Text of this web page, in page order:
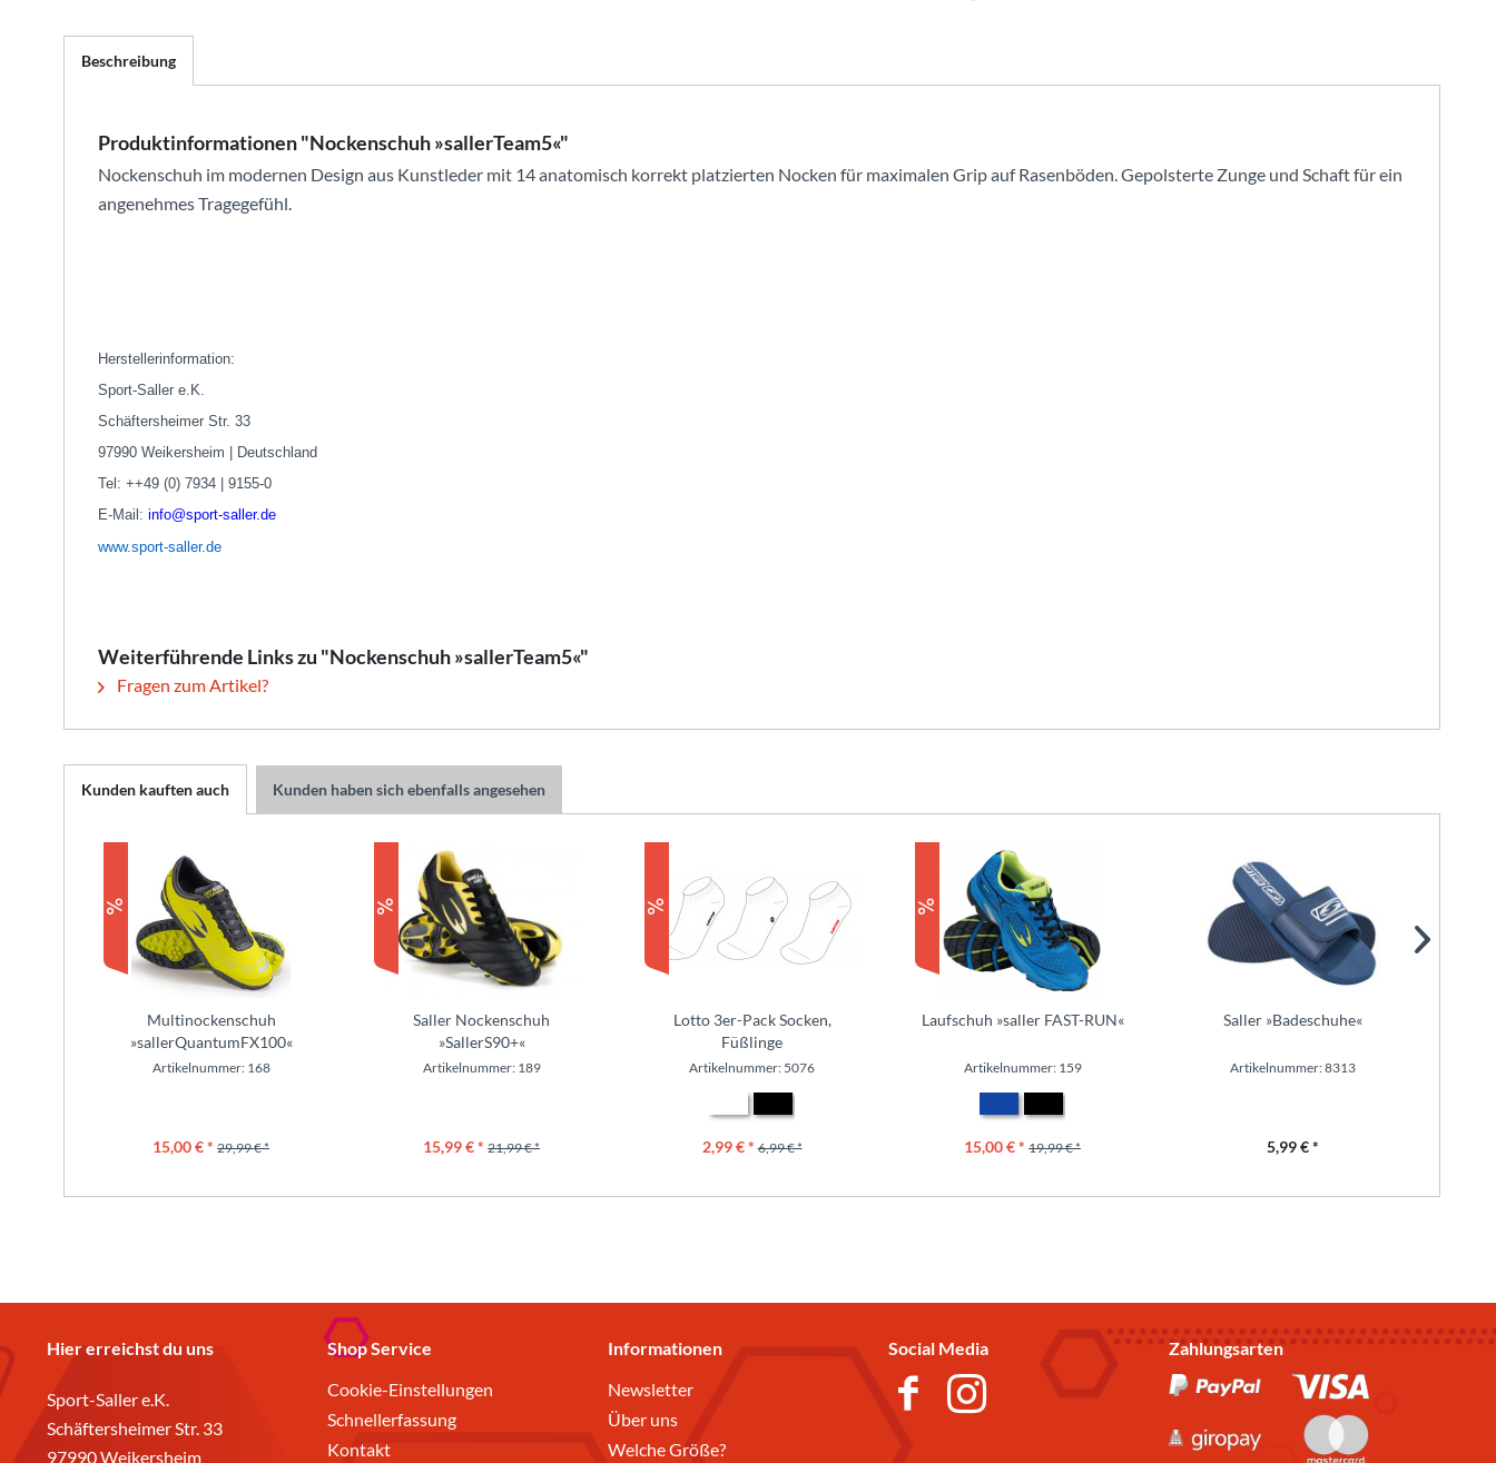
Beschreibung
Produktinformationen "Nockenschuh »sallerTeam5«"
Nockenschuh im modernen Design aus Kunstleder mit 14 anatomisch korrekt platzierten Nocken für maximalen Grip auf Rasenböden. Gepolsterte Zunge und Schaft für ein
angenehmes Tragegefühl.
Herstellerinformation:
Sport-Saller e.K.
Schäftersheimer Str. 33
97990 Weikersheim | Deutschland
Tel: ++49 (0) 7934 | 9155-0
E-Mail: info@sport-saller.de
www.sport-saller.de
Weiterführende Links zu "Nockenschuh »sallerTeam5«"
Fragen zum Artikel?
Kunden kauften auch Kunden haben sich ebenfalls angesehen
Multinockenschuh
»sallerQuantumFX100«
Artikelnummer: 168
15,00 € * 29,99 € *
Saller Nockenschuh
»SallerS90+«
Artikelnummer: 189
15,99 € * 21,99 € *
Lotto 3er-Pack Socken,
Füßlinge
Artikelnummer: 5076
2,99 € * 6,99 € *
Laufschuh »saller FAST-RUN«
Artikelnummer: 159
15,00 € * 19,99 € *
Saller »Badeschuhe«
Artikelnummer: 8313
5,99 € *
Hier erreichst du uns
Sport-Saller e.K.
Schäftersheimer Str. 33
97990 Weikersheim
Shop Service
Cookie-Einstellungen
Schnellerfassung
Kontakt
Informationen
Newsletter
Über uns
Welche Größe?
Social Media Zahlungsarten